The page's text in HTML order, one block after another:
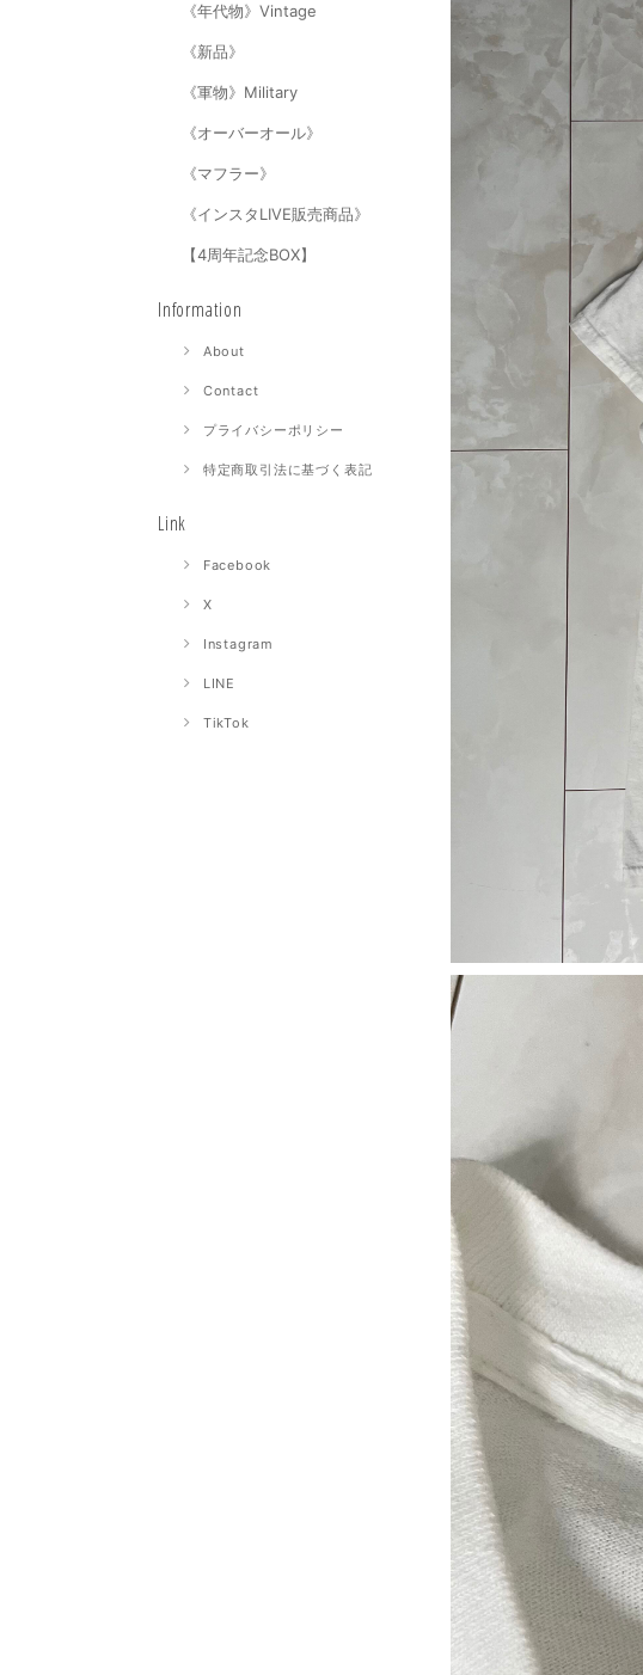
《年代物》Vintage
《新品》
《軍物》Military
《オーバーオール》
《マフラー》
《インスタLIVE販売商品》
【4周年記念BOX】
Information
About
Contact
プライバシーポリシー
特定商取引法に基づく表記
Link
Facebook
X
Instagram
LINE
TikTok